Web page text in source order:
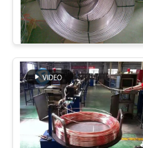
DE
PROTECTION
DE
LA
VIE
PRIVÉE